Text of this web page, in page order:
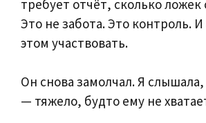
требует отчёт, сколько ложек
Это не забота. Это контроль. И
этом участвовать.
Он снова замолчал. Я
— тяжело, будто ему не